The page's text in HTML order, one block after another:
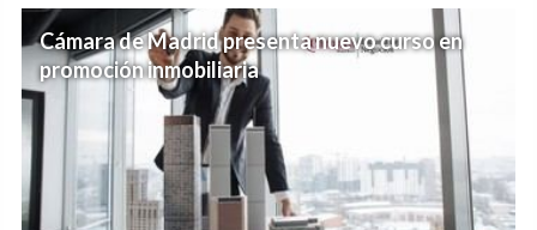
Cámara de Madrid presenta nuevo curso en
promoción inmobiliaria